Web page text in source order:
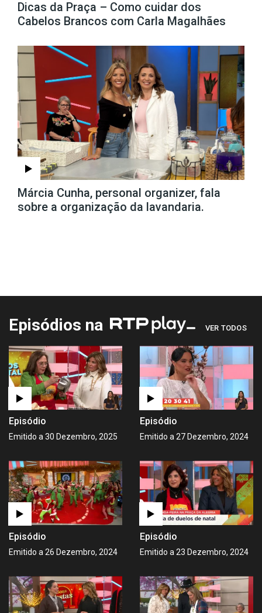
Dicas da Praça – Como cuidar dos
Cabelos Brancos com Carla Magalhães
Márcia Cunha, personal organizer, fala
sobre a organização da lavandaria.
Episódios na VER TODOS
Episódio
Emitido a 30 Dezembro, 2025
Episódio
Emitido a 27 Dezembro, 2024
Episódio
Emitido a 26 Dezembro, 2024
Episódio
Emitido a 23 Dezembro, 2024